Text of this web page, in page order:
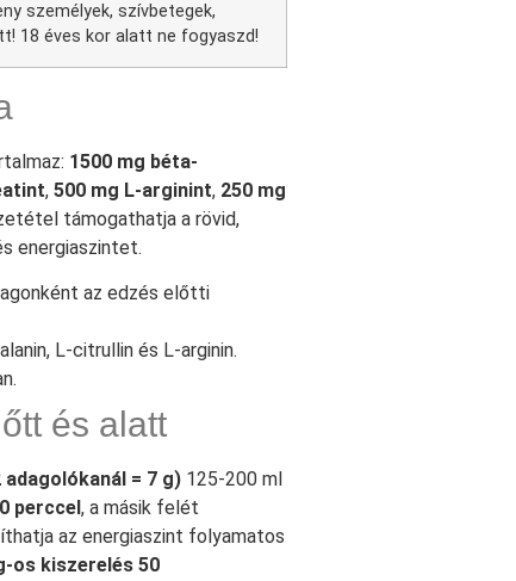
személyek, szívbetegek,
18 éves kor alatt ne fogyaszd!
1500 mg béta-
, 500 mg L-arginint, 250 mg
támogathatja a rövid,
energiaszintet.
az edzés előtti
L-citrullin és L-arginin.
és alatt
= 7 g) 125-200 ml
perccel , a másik felét
az energiaszint folyamatos
os kiszerelés 50